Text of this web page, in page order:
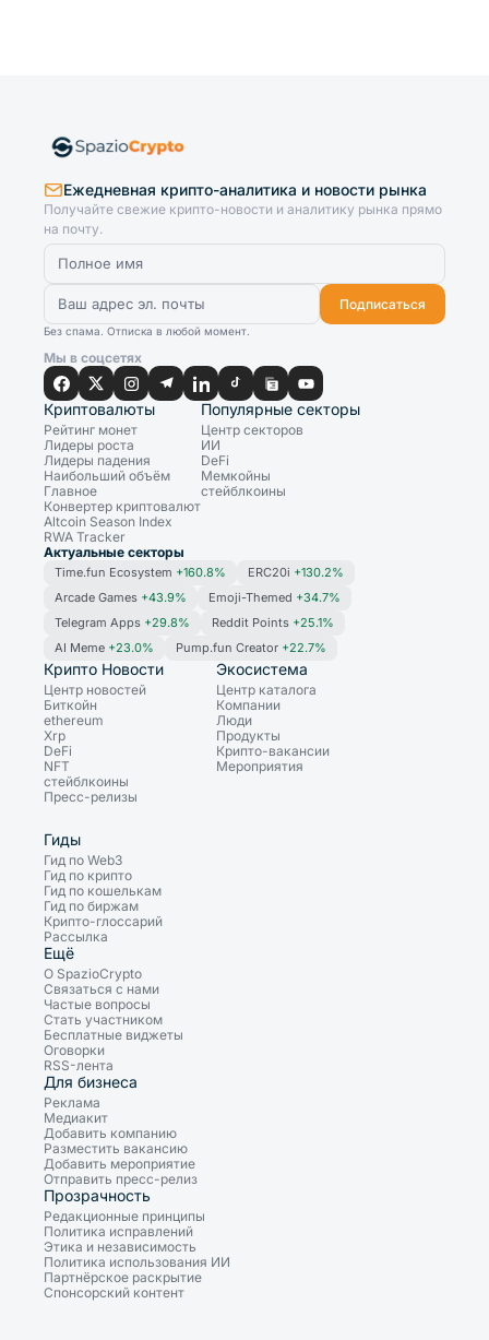
Ежедневная крипто-аналитика и новости рынка
Получайте свежие крипто-новости и аналитику рынка прямо
на почту.
Подписаться
Без спама. Отписка в любой момент.
Мы в соцсетях
Криптовалюты
Рейтинг монет
Лидеры роста
Лидеры падения
Наибольший объём
Главное
Конвертер криптовалют
Altcoin Season Index
RWA Tracker
Популярные секторы
Центр секторов
ИИ
DeFi
Мемкойны
стейблкоины
Актуальные секторы
Time.fun Ecosystem +160.8% ERC20i +130.2%
Arcade Games +43.9% Emoji-Themed +34.7%
Telegram Apps +29.8% Reddit Points +25.1%
AI Meme +23.0% Pump.fun Creator +22.7%
Крипто Новости
Центр новостей
Биткойн
ethereum
Xrp
DeFi
NFT
стейблкоины
Пресс-релизы
Экосистема
Центр каталога
Компании
Люди
Продукты
Крипто-вакансии
Мероприятия
Гиды
Гид по Web3
Гид по крипто
Гид по кошелькам
Гид по биржам
Крипто-глоссарий
Рассылка
Ещё
О SpazioCrypto
Связаться с нами
Частые вопросы
Стать участником
Бесплатные виджеты
Оговорки
RSS-лента
Для бизнеса
Реклама
Медиакит
Добавить компанию
Разместить вакансию
Добавить мероприятие
Отправить пресс-релиз
Прозрачность
Редакционные принципы
Политика исправлений
Этика и независимость
Политика использования ИИ
Партнёрское раскрытие
Спонсорский контент